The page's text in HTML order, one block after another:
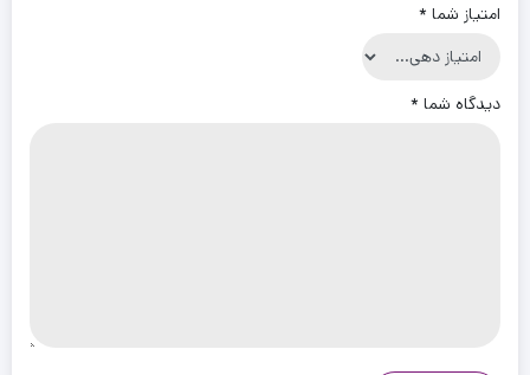
امتیاز شما *
دیدگاه شما *